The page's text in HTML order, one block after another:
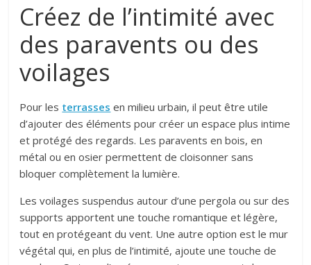
Créez de l’intimité avec
des paravents ou des
voilages
Pour les terrasses en milieu urbain, il peut être utile
d’ajouter des éléments pour créer un espace plus intime
et protégé des regards. Les paravents en bois, en
métal ou en osier permettent de cloisonner sans
bloquer complètement la lumière.
Les voilages suspendus autour d’une pergola ou sur des
supports apportent une touche romantique et légère,
tout en protégeant du vent. Une autre option est le mur
végétal qui, en plus de l’intimité, ajoute une touche de